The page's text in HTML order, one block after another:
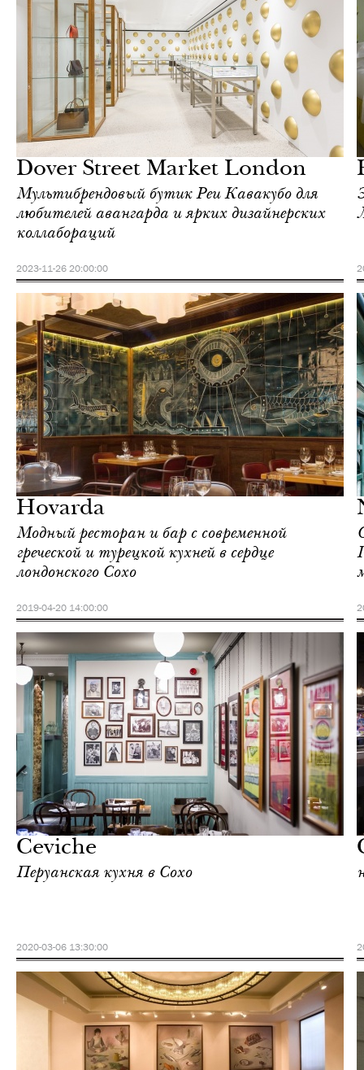
Dover Street Market London
Мультибрендовый бутик Реи Кавакубо для
любителей авангарда и ярких дизайнерских
коллабораций
2023-11-26 20:00:00
Hovarda
Модный ресторан и бар с современной
греческой и турецкой кухней в сердце
лондонского Сохо
2019-04-20 14:00:00
среда
Ceviche
Перуанская кухня в Сохо
2020-03-06 13:30:00